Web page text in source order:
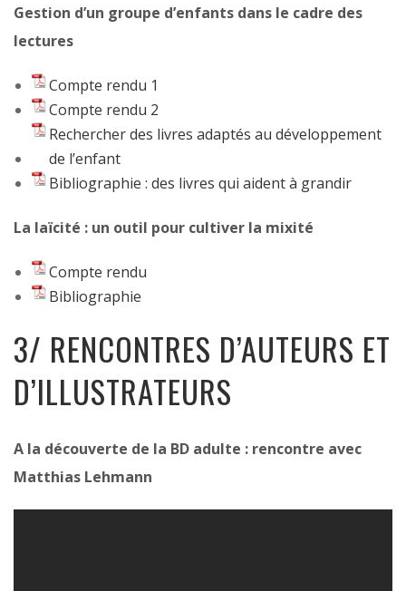
Gestion d’un groupe d’enfants dans le cadre des
lectures
Compte rendu 1
Compte rendu 2
Rechercher des livres adaptés au développement
de l’enfant
Bibliographie : des livres qui aident à grandir
La laïcité : un outil pour cultiver la mixité
Compte rendu
Bibliographie
3/ RENCONTRES D’AUTEURS ET
D’ILLUSTRATEURS
A la découverte de la BD adulte : rencontre avec
Matthias Lehmann